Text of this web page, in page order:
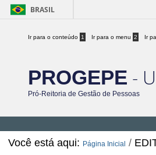
BRASIL
Ir para o conteúdo 1 Ir para o menu 2 Ir
PROGEPE -
Pró-Reitoria de Gestão de Pessoas
Você está aqui: Página Inicial /